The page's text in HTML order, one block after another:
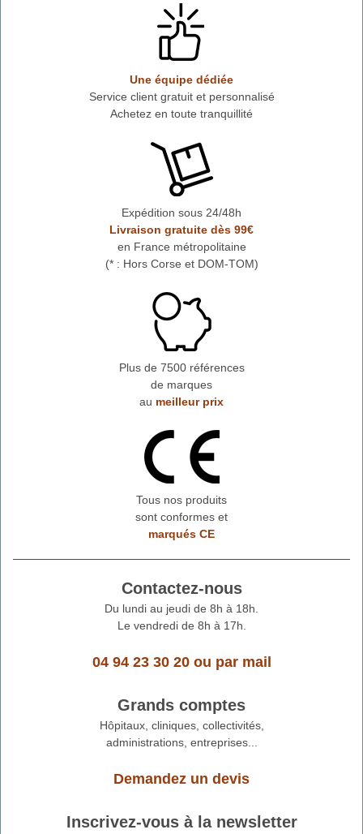
Une équipe dédiée
Service client gratuit et personnalisé
Achetez en toute tranquillité
Expédition sous 24/48h
Livraison gratuite dès 99€
en France métropolitaine
(* : Hors Corse et DOM-TOM)
Plus de 7500 références
de marques
au meilleur prix
Tous nos produits
sont conformes et
marqués CE
Contactez-nous
Du lundi au jeudi de 8h à 18h.
Le vendredi de 8h à 17h.
04 94 23 30 20ou par mail
Grands comptes
Hôpitaux, cliniques, collectivités,
administrations, entreprises...
Demandez un devis
Inscrivez-vous à la newsletter